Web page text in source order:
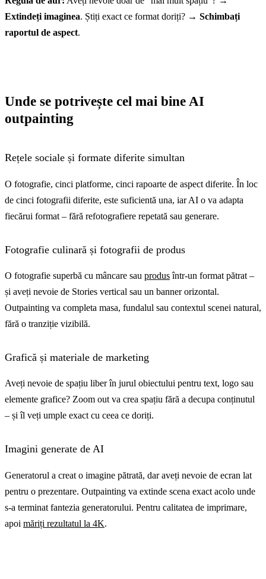
Extindeți imaginea. Știți exact ce format doriți? → Schimbați
raportul de aspect.
Unde se potrivește cel mai bine AI
outpainting
Rețele sociale și formate diferite simultan
O fotografie, cinci platforme, cinci rapoarte de aspect diferite. În loc
de cinci fotografii diferite, este suficientă una, iar AI o va adapta
fiecărui format – fără refotografiere repetată sau generare.
Fotografie culinară și fotografii de produs
O fotografie superbă cu mâncare sau produsîntr-un format pătrat –
și aveți nevoie de Stories vertical sau un banner orizontal.
Outpainting va completa masa, fundalul sau contextul scenei natural,
fără o tranziție vizibilă.
Grafică și materiale de marketing
Aveți nevoie de spațiu liber în jurul obiectului pentru text, logo sau
elemente grafice? Zoom out va crea spațiu fără a decupa conținutul
– și îl veți umple exact cu ceea ce doriți.
Imagini generate de AI
Generatorul a creat o imagine pătrată, dar aveți nevoie de ecran lat
pentru o prezentare. Outpainting va extinde scena exact acolo unde
s-a terminat fantezia generatorului. Pentru calitatea de imprimare,
apoi măriți rezultatul la 4K.